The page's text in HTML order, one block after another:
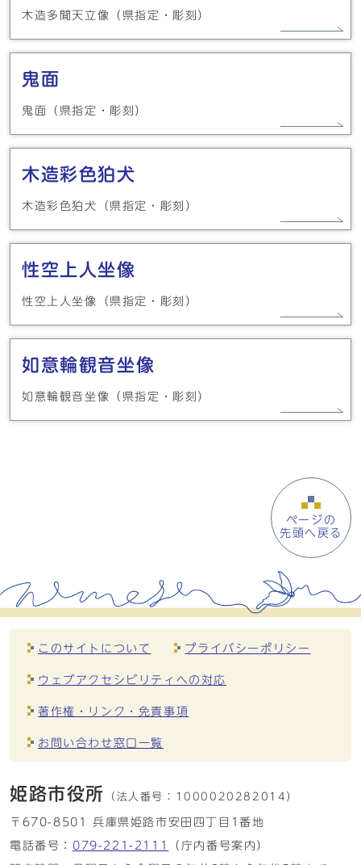
木造多聞天立像（県指定・彫刻）
鬼面
鬼面（県指定・彫刻）
木造彩色狛犬
木造彩色狛犬（県指定・彫刻）
性空上人坐像
性空上人坐像（県指定・彫刻）
如意輪観音坐像
如意輪観音坐像（県指定・彫刻）
ページの
先頭へ戻る
このサイトについて プライバシーポリシー
ウェブアクセシビリティへの対応
著作権・リンク・免責事項
お問い合わせ窓口一覧
姫路市役所 （法人番号： 1000020282014）
〒670-8501 兵庫県姫路市安田四丁目1番地
電話番号： 079-221-2111
（庁内番号案内）